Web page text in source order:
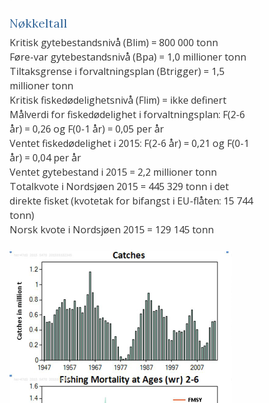
Nøkkeltall
Kritisk gytebestandsnivå (Blim) = 800 000 tonn
Føre-var gytebestandsnivå (Bpa) = 1,0 millioner tonn
Tiltaksgrense i forvaltningsplan (Btrigger) = 1,5
millioner tonn
Kritisk fiskedødelighetsnivå (Flim) = ikke definert
Målverdi for fiskedødelighet i forvaltningsplan: F(2-6
år) = 0,26 og F(0-1 år) = 0,05 per år
Ventet fiskedødelighet i 2015: F(2-6 år) = 0,21 og F(0-1
år) = 0,04 per år
Ventet gytebestand i 2015 = 2,2 millioner tonn
Totalkvote i Nordsjøen 2015 = 445 329 tonn i det
direkte fisket (kvotetak for bifangst i EU-flåten: 15 744
tonn)
Norsk kvote i Nordsjøen 2015 = 129 145 tonn